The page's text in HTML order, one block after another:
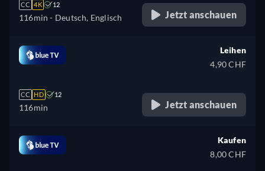
CC 4K 12
116min - Deutsch, Englisch Jetzt anschauen
CC HD 12
116min
Leihen
4,90 CHF
Jetzt anschauen
Kaufen
8,00 CHF